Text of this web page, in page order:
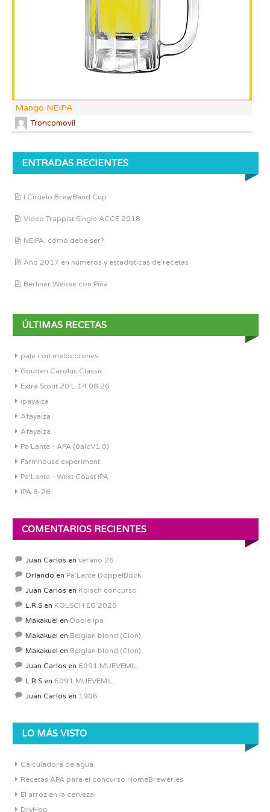
Mango NEIPA
Troncomovil
ENTRADAS RECIENTES
I Ciruelo BrewBand Cup
Vídeo Trappist Single ACCE 2018
NEIPA, cómo debe ser?
Año 2017 en números y estadísticas de recetas
Berliner Weisse con Piña
ÚLTIMAS RECETAS
pale con melocotones
Gouden Carolus Classic
Extra Stout 20 L 14.08.26
ipayaiza
Afayaiza
Afayaiza
Pa´Lante - APA (0alcV1.0)
Farmhouse experiment
Pa'Lante - West Coast IPA
IPA 8-26
COMENTARIOS RECIENTES
Juan Carlos en verano 26
Orlando en Pa’Lante DoppelBock
Juan Carlos en Kolsch concurso
L.R.S en KOLSCH EG 2025
Makakuel en Doble ipa
Makakuel en Belgian blond (Clon)
Makakuel en Belgian blond (Clon)
Juan Carlos en 6091 MUEVEMIL
L.R.S en 6091 MUEVEMIL
Juan Carlos en 1906
LO MÁS VISTO
Calculadora de agua
Recetas APA para el concurso HomeBrewer.es
El arroz en la cerveza
DryHop